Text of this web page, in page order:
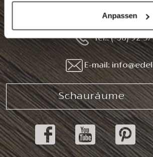
Anpassen
8999 Zalalövő, Egerági
Tel.: (+36) 92
E-mail:
Schauräume